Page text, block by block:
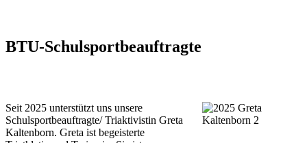
BTU-Schulsportbeauftragte
Seit 2025 unterstützt uns unsere
Schulsportbeauftragte/ Triaktivistin Greta
Kaltenborn. Greta ist begeisterte